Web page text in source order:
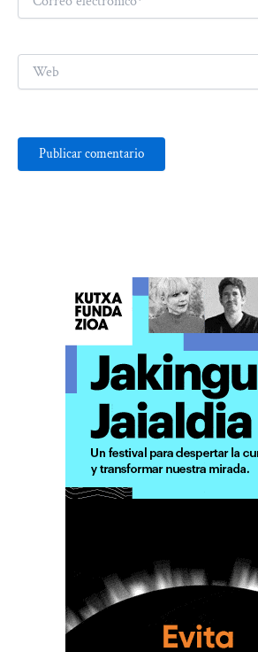
electrónico*